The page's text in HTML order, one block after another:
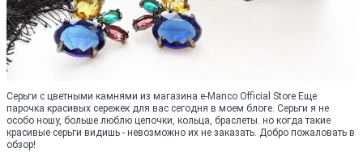
Серьги с цветными камнями из магазина e-Manco Official Store Еще
парочка красивых сережек для вас сегодня в моем блоге. Серьги я не
особо ношу, больше люблю цепочки, кольца, браслеты. но когда такие
красивые серьги видишь - невозможно их не заказать. Добро пожаловать в
обзор!